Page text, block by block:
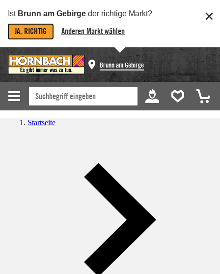
Ist Brunn am Gebirge der richtige Markt?
JA, RICHTIG Anderen Markt wählen
Brunn am Gebirge
Startseite